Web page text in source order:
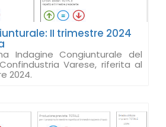
II trimestre 2024
Indagine Congiunturale del
Varese, riferita al
2024.